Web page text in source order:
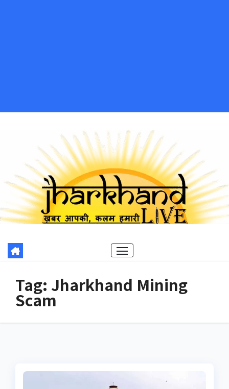
Tag: Jharkhand Mining
Scam